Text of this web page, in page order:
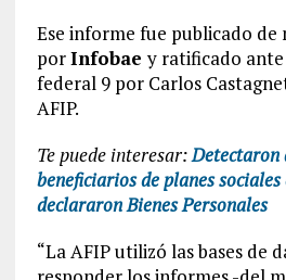
Ese informe fue publicado de
porInfobaey ratificado
federal 9 por Carlos
AFIP.
Te puede interesar:Detectaron
beneficiarios de planes
declararon Bienes Personales
“La AFIP utilizó las bases de